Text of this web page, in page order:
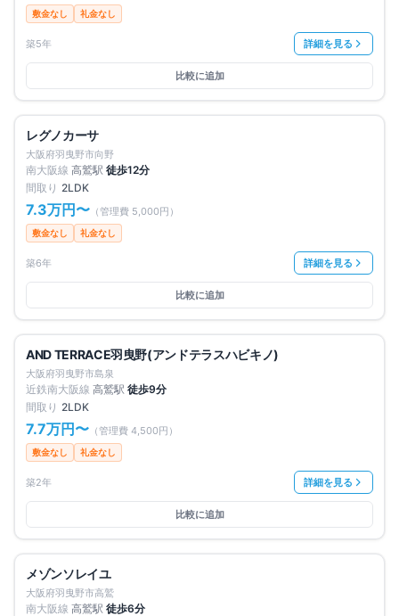
敷金なし 礼金なし
築5年 詳細を見る
比較に追加
仲介手数料無料
レグノカーサ
大阪府羽曳野市向野
南大阪線 高鷲駅 徒歩12分
間取り 2LDK
7.3万円〜 （管理費 5,000円 ）
敷金なし 礼金なし
築6年 詳細を見る
比較に追加
仲介手数料無料
AND TERRACE羽曳野(アンドテラスハビキノ)
大阪府羽曳野市島泉
近鉄南大阪線 高鷲駅 徒歩9分
間取り 2LDK
7.7万円〜 （管理費 4,500円 ）
敷金なし 礼金なし
築2年 詳細を見る
比較に追加
仲介手数料無料
メゾンソレイユ
大阪府羽曳野市高鷲
南大阪線 高鷲駅 徒歩6分